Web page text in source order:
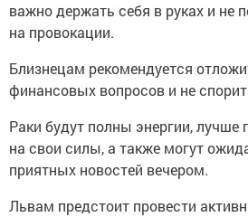
важно держать себя в руках и не
на провокации.
Близнецам рекомендуется
финансовых вопросов и не
Раки будут полны энергии, лучше
на свои силы, а также могут
приятных новостей вечером.
Львам предстоит провести